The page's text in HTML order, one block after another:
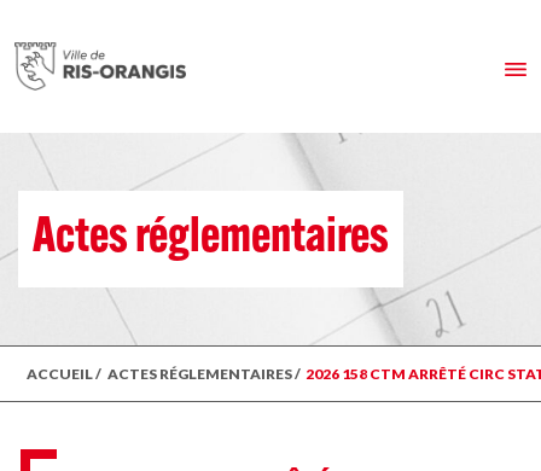
Actes réglementaires
ACCUEIL/ ACTES RÉGLEMENTAIRES/ 2026 158 CTM ARRÊTÉ CIRC